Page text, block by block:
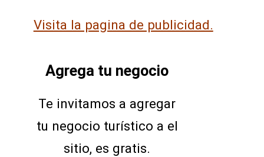
Visita la pagina de publicidad.
Agrega tu negocio
Te invitamos a agregar
tu negocio turístico a el
sitio, es gratis.